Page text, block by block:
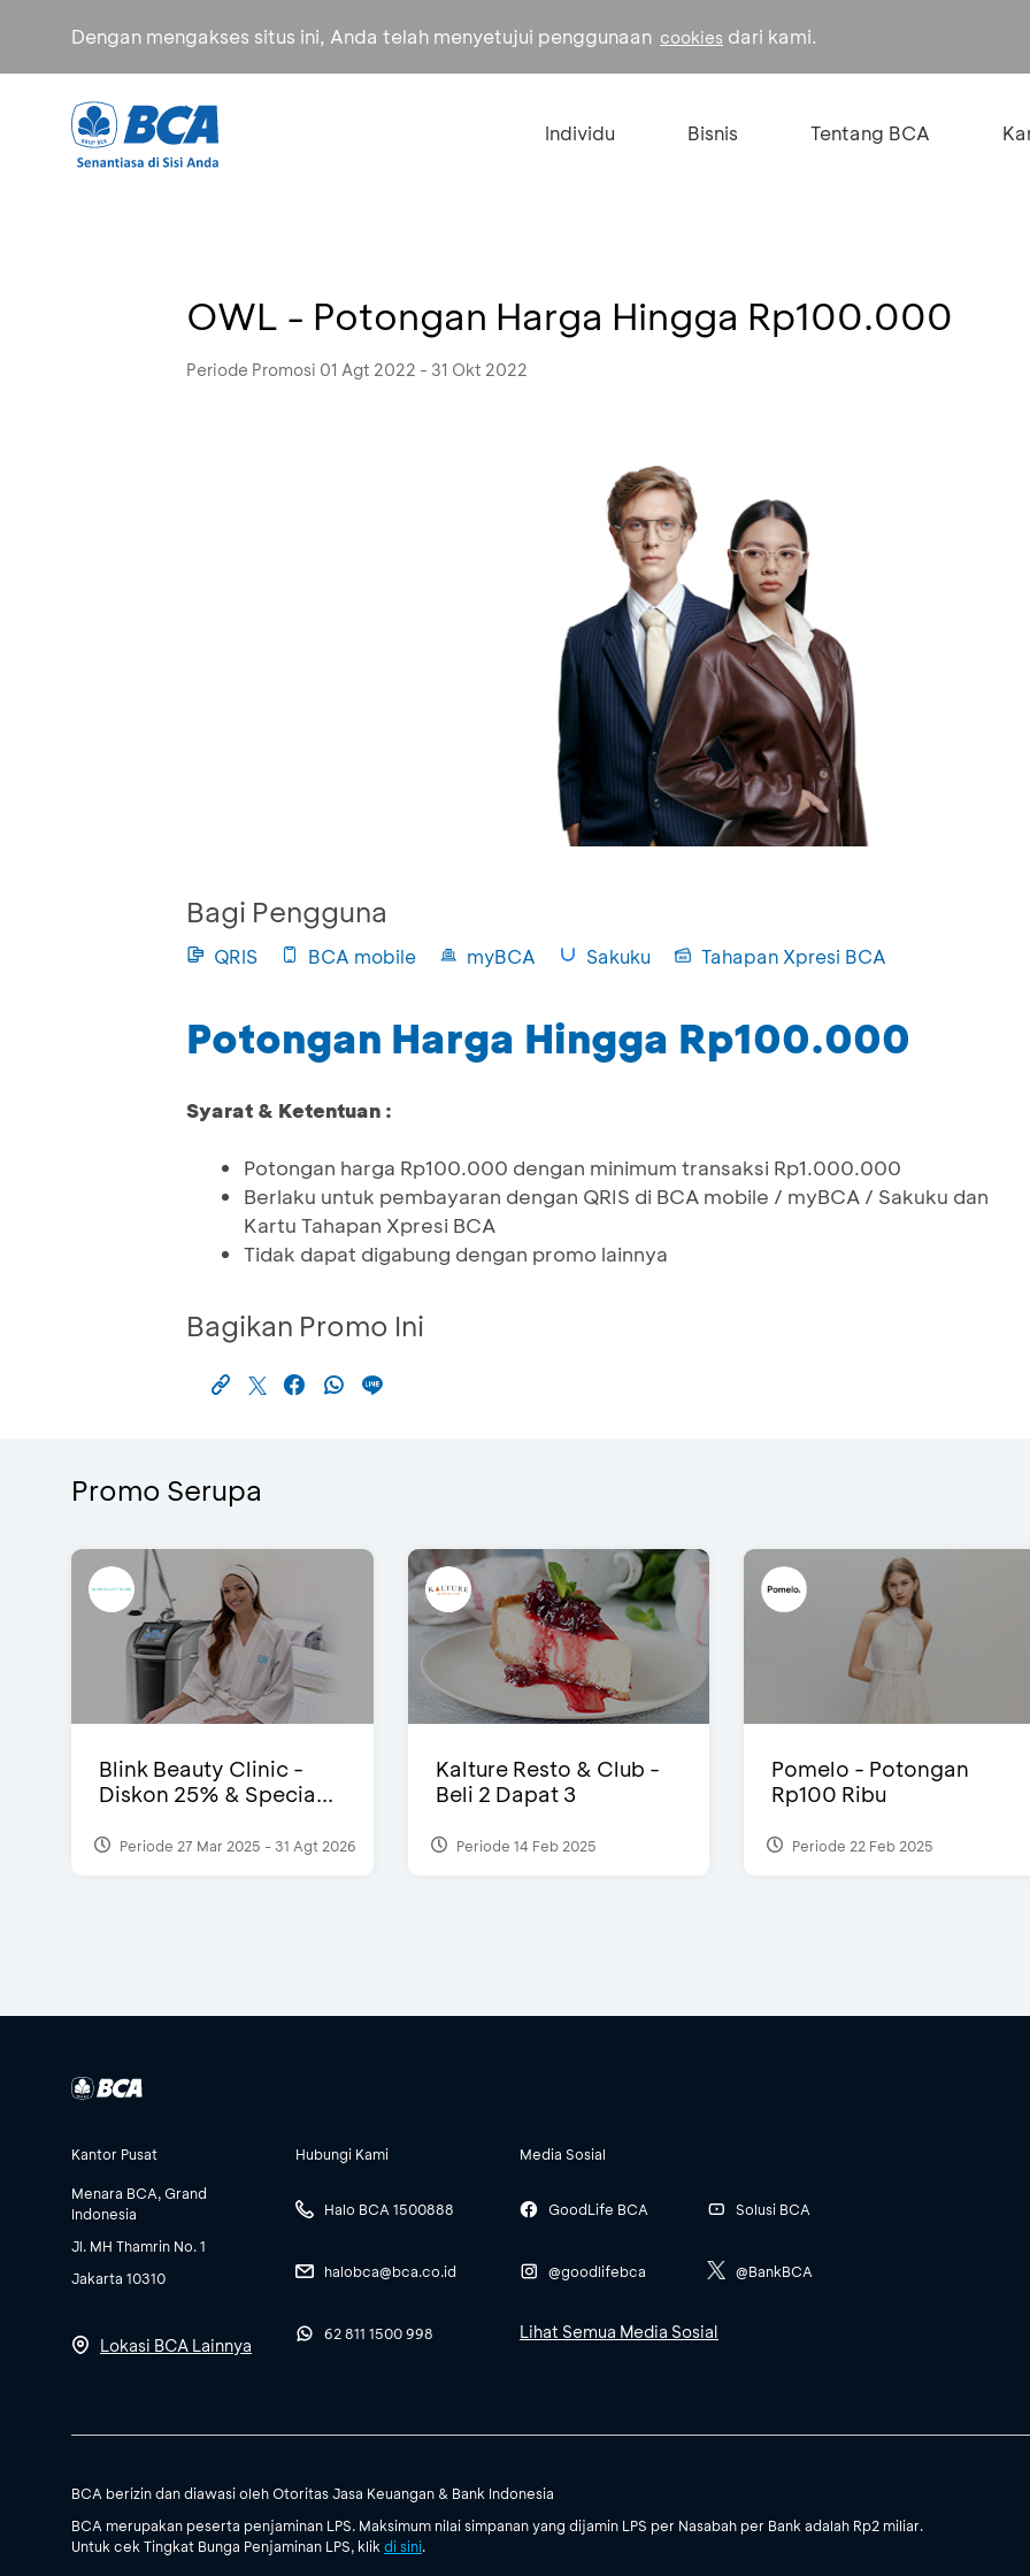
Dengan mengakses situs ini, Anda telah menyetujui penggunaan cookies dari kami.
Individu Bisnis Tentang BCA
OWL - Potongan Harga Hingga Rp100.000
Periode Promosi 01 Agt 2022 - 31 Okt 2022
Bagi Pengguna
QRIS BCA mobile myBCA Sakuku Tahapan Xpresi BCA
Potongan Harga Hingga Rp100.000
Syarat & Ketentuan :
Potongan harga Rp100.000 dengan minimum transaksi Rp1.000.000
Berlaku untuk pembayaran dengan QRIS di BCA mobile / myBCA / Sakuku dan
Kartu Tahapan Xpresi BCA
Tidak dapat digabung dengan promo lainnya
Bagikan Promo Ini
Promo Serupa
Blink Beauty Clinic -
Diskon 25% & Specia...
Periode 27 Mar 2025 - 31 Agt 2026
Kalture Resto & Club -
Beli 2 Dapat 3
Periode 14 Feb 2025
Pomelo - Potongan
Rp100 Ribu
Periode 22 Feb 2025
Kantor Pusat
Menara BCA, Grand
Indonesia
Jl. MH Thamrin No. 1
Jakarta 10310
Lokasi BCA Lainnya
Hubungi Kami
Halo BCA 1500888
halobca@bca.co.id
62 811 1500 998
Media Sosial
GoodLife BCA
@goodlifebca
Solusi BCA
@BankBCA
Lihat Semua Media Sosial
BCA berizin dan diawasi oleh Otoritas Jasa Keuangan & Bank Indonesia
BCA merupakan peserta penjaminan LPS. Maksimum nilai simpanan yang dijamin LPS per Nasabah per Bank adalah Rp2 miliar.
Untuk cek Tingkat Bunga Penjaminan LPS, klik di sini.